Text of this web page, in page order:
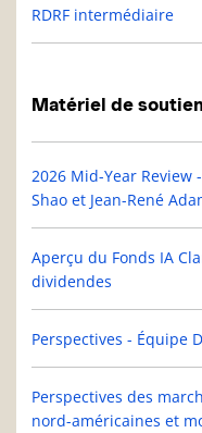
RDRF intermédiaire
Matériel de soutien
2026 Mid-Year Review
Shao et Jean-René
Aperçu du Fonds IA
dividendes
Perspectives - Équipe
Perspectives des
nord-américaines et